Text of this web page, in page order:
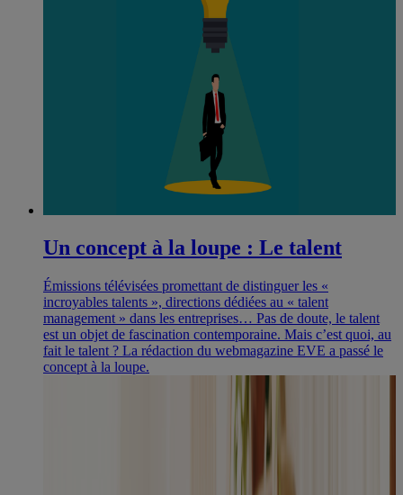
Un concept à la loupe : Le talent
Émissions télévisées promettant de distinguer les «
incroyables talents », directions dédiées au « talent
management » dans les entreprises… Pas de doute, le talent
est un objet de fascination contemporaine. Mais c’est quoi, au
fait le talent ? La rédaction du webmagazine EVE a passé le
concept à la loupe.